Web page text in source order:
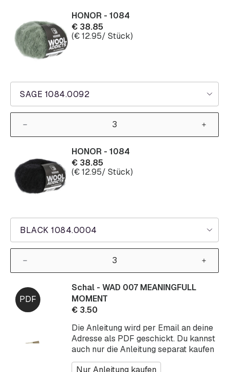
SAGE 1084.0092
HONOR - 1084
€ 38.85
(€12.95/ Stück)
BLACK 1084.0004
HONOR - 1084
€ 38.85
(€12.95/ Stück)
Die Anleitung wird per Email an deine
Adresse als PDF geschickt. Du kannst
auch nur die Anleitung separat kaufen
Nur Anleitung kaufen
Schal - WAD 007 MEANINGFULL
MOMENT
€ 3.50